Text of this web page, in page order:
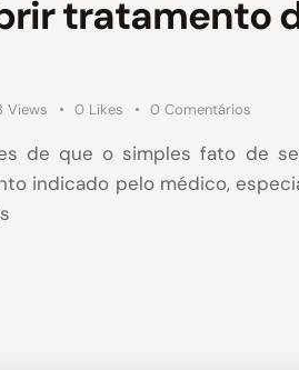
tratamento
Views 0 Likes 0 Comentários
de que o simples fato de
indicado pelo médico,